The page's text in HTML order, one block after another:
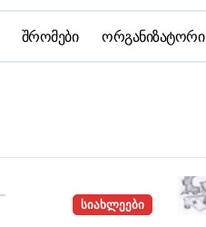
შრომები ორგანიზატორი
სიახლეები